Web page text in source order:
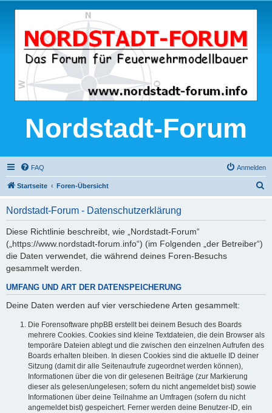
Nordstadt-Forum
FAQ Anmelden
Startseite Foren-Übersicht
Nordstadt-Forum - Datenschutzerklärung
Diese Richtlinie beschreibt, wie „Nordstadt-Forum“
(„https://www.nordstadt-forum.info“) (im Folgenden „der Betreiber“)
die Daten verwendet, die während deines Foren-Besuchs
gesammelt werden.
UMFANG UND ART DER DATENSPEICHERUNG
Deine Daten werden auf vier verschiedene Arten gesammelt:
Die Forensoftware phpBB erstellt bei deinem Besuch des Boards
mehrere Cookies. Cookies sind kleine Textdateien, die dein Browser als
temporäre Dateien ablegt und die zwischen den einzelnen Aufrufen des
Boards erhalten bleiben. In diesen Cookies sind die aktuelle ID deiner
Sitzung (damit dir alle Seitenaufrufe zugeordnet werden können),
Informationen über die von dir gelesenen Beiträge (zur Markierung
dieser als gelesen/ungelesen; sofern du nicht angemeldet bist) sowie
Informationen über deine Teilnahme an Umfragen (sofern du nicht
angemeldet bist) gespeichert. Ferner werden deine Benutzer-ID, ein